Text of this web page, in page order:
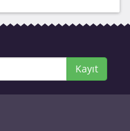
Kayıt